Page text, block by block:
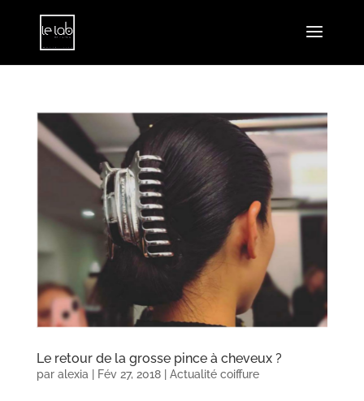
Le retour de la grosse pince à cheveux ?
par alexia Fév 27, 2018| Actualité coiffure